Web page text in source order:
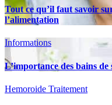
Tout ce qu’il faut savoir
l’alimentation
Informations
L’importance des bains
Hemoroide Traitement